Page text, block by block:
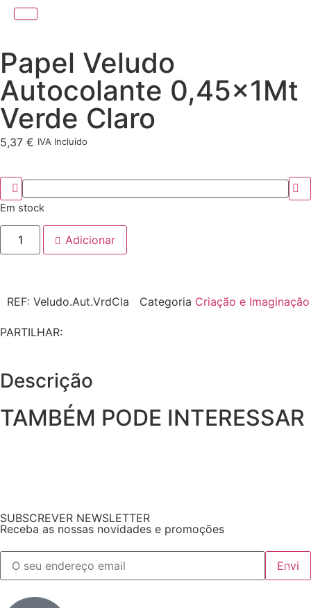
Papel Veludo
Autocolante 0,45x1Mt
Verde Claro
5,37 € IVA Incluído
Em stock
Adicionar
REF: Veludo.Aut.VrdCla Categoria Criação e Imaginação
PARTILHAR:
Descrição
TAMBÉM PODE INTERESSAR
SUBSCREVER NEWSLETTER
Receba as nossas novidades e promoções